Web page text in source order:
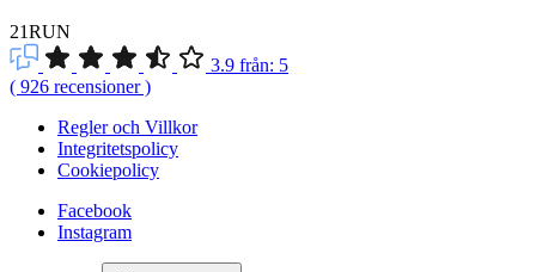
21RUN
3.9 från: 5
( 926 recensioner)
Regler och Villkor
Integritetspolicy
Cookiepolicy
Facebook
Instagram